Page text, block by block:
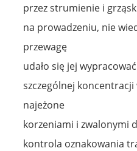
przez strumienie i
na prowadzeniu, nie
przewagę
udało się jej
szczególnej koncentracji
najeżone
korzeniami i zwalonymi
kontrola oznakowania